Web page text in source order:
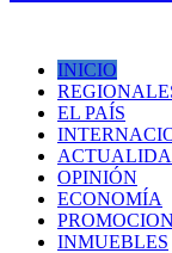
INICIO
EL PAÍS
OPINIÓN
ECONOMÍA
INMUEBLES